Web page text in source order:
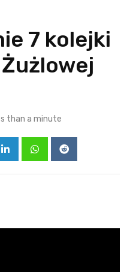
7 kolejki
than a minute
LinkedInWhatsappReddit